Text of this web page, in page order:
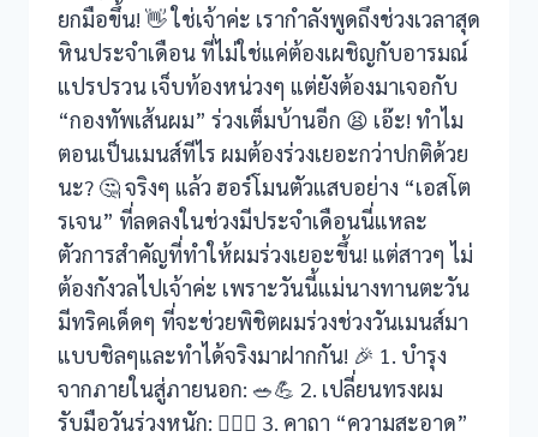
panel
Panel
panel
panel
panel
Panel
panel
panel
ยกมือขึ้น! 👋 ใช่เจ้าค่ะ เรากำลังพูดถึงช่วงเวลาสุด
หินประจำเดือน ที่ไม่ใช่แค่ต้องเผชิญกับอารมณ์
แปรปรวน เจ็บท้องหน่วงๆ แต่ยังต้องมาเจอกับ
“กองทัพเส้นผม” ร่วงเต็มบ้านอีก 😫 เอ๊ะ! ทำไม
ตอนเป็นเมนส์ทีไร ผมต้องร่วงเยอะกว่าปกติด้วย
นะ? 🤔 จริงๆ แล้ว ฮอร์โมนตัวแสบอย่าง “เอสโต
รเจน” ที่ลดลงในช่วงมีประจำเดือนนี่แหละ
ตัวการสำคัญที่ทำให้ผมร่วงเยอะขึ้น! แต่สาวๆ ไม่
ต้องกังวลไปเจ้าค่ะ เพราะวันนี้แม่นางทานตะวัน
มีทริคเด็ดๆ ที่จะช่วยพิชิตผมร่วงช่วงวันเมนส์มา
แบบชิลๆและทำได้จริงมาฝากกัน! 🎉 1. บำรุง
จากภายในสู่ภายนอก: 🥗💪 2. เปลี่ยนทรงผม
รับมือวันร่วงหนัก: 💁‍♀️✨ 3. คาถา “ความสะอาด”